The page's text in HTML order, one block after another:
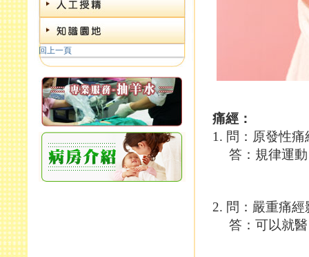
回上一頁
痛經：
1. 問：原發性
答：規律運動
2. 問：嚴重痛
答：可以就醫